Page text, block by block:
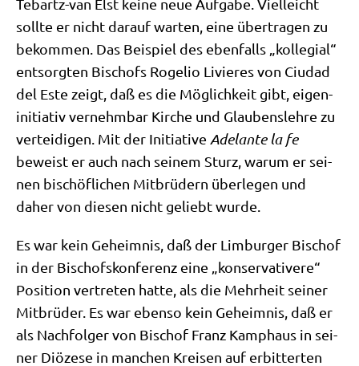
Tebartz-van Elst kei­ne neue Auf­ga­be. Viel­leicht
soll­te er nicht dar­auf war­ten, eine über­tra­gen zu
bekom­men. Das Bei­spiel des eben­falls „kol­le­gi­al“
ent­sorg­ten Bischofs Roge­l­io Livi­e­res von Ciu­dad
del Este zeigt, daß es die Mög­lich­keit gibt, eigen­
in­itia­tiv ver­nehm­bar Kir­che und Glau­bens­leh­re zu
ver­tei­di­gen. Mit der Initia­ti­ve Adel­an­te la fe
beweist er auch nach sei­nem Sturz, war­um er sei­
nen bischöf­li­chen Mit­brü­dern über­le­gen und
daher von die­sen nicht geliebt wurde.
Es war kein Geheim­nis, daß der Lim­bur­ger Bischof
in der Bischofs­kon­fe­renz eine „kon­ser­va­ti­ve­re“
Posi­ti­on ver­tre­ten hat­te, als die Mehr­heit sei­ner
Mit­brü­der. Es war eben­so kein Geheim­nis, daß er
als Nach­fol­ger von Bischof Franz Kamph­aus in sei­
ner Diö­ze­se in man­chen Krei­sen auf erbit­ter­ten